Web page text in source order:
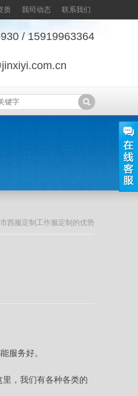
质 我司动态 联系我们
/ 15919963364
西服定制工作服定制的优势
服务好。
，我们有各种各类的